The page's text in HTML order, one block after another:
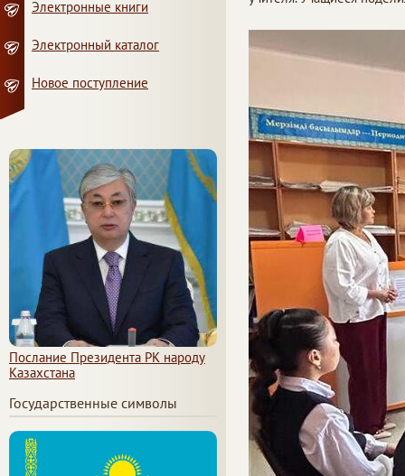
Электронные книги
Электронный каталог
Новое поступление
Послание Президента РК народу
Казахстана
Государственные символы